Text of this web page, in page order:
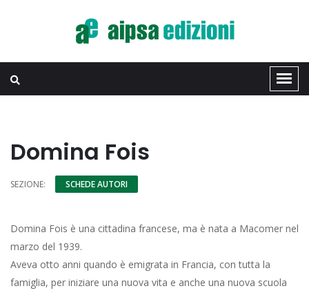
Domina Fois
SEZIONE: SCHEDE AUTORI
Domina Fois è una cittadina francese, ma è nata a Macomer nel
marzo del 1939.
Aveva otto anni quando è emigrata in Francia, con tutta la
famiglia, per iniziare una nuova vita e anche una nuova scuola